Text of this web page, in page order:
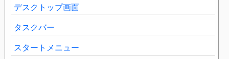
デスクトップ画面
タスクバー
スタートメニュー